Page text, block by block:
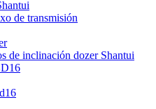
de transmisión
de inclinación dozer Shantui